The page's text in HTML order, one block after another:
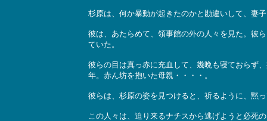
杉原は、何か暴動が起きたのかと勘違いして、妻
彼は、あたらめて、領事館の外の人々を見た。彼
ていた。
彼らの目は真っ赤に充血して、幾晩も寝ておらず
年。赤ん坊を抱いた母親・・・・。
彼らは、杉原の姿を見つけると、祈るように、黙
この人々は、迫り来るナチスから逃げようと必死